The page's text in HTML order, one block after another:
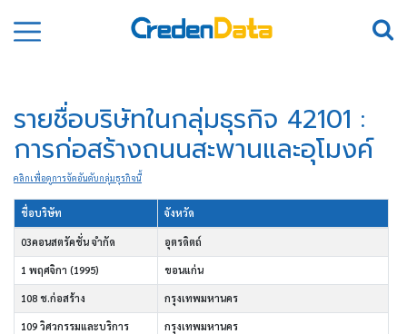
รายชื่อบริษัทในกลุ่มธุรกิจ 42101 :
การก่อสร้างถนนสะพานและอุโมงค์
คลิกเพื่อดูการจัดอันดับกลุ่มธุรกิจนี้
ชื่อบริษัท จังหวัด
03คอนสตรัคชั่น จำกัด อุตรดิตถ์
1 พฤศจิกา (1995) ขอนแก่น
108 ช.ก่อสร้าง กรุงเทพมหานคร
109 วิศวกรรมและบริการ กรุงเทพมหานคร